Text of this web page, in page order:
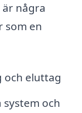
några
som en
och eluttag
system och